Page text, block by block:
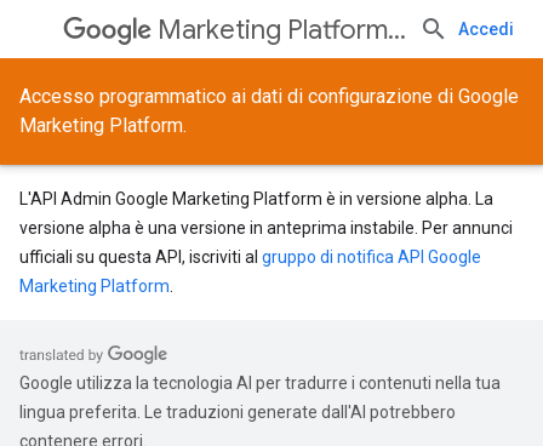
Marketing Platform Admin API Accedi
Accesso programmatico ai dati di configurazione di Google
Marketing Platform.
L'API Admin Google Marketing Platform è in versione alpha. La
versione alpha è una versione in anteprima instabile. Per annunci
ufficiali su questa API, iscriviti al gruppo di notifica API Google
Marketing Platform
Google utilizza la tecnologia AI per tradurre i contenuti nella tua
lingua preferita. Le traduzioni generate dall'AI potrebbero
contenere errori.